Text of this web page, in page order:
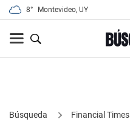
8° Montevideo, UY
Búsqueda Financial Times